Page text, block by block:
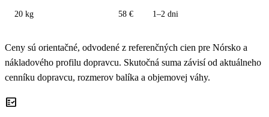
20 kg 58 € 1–2 dni
Ceny sú orientačné, odvodené z referenčných cien pre Nórsko a
nákladového profilu dopravcu. Skutočná suma závisí od aktuálneho
cenníku dopravcu, rozmerov balíka a objemovej váhy.
fact_check